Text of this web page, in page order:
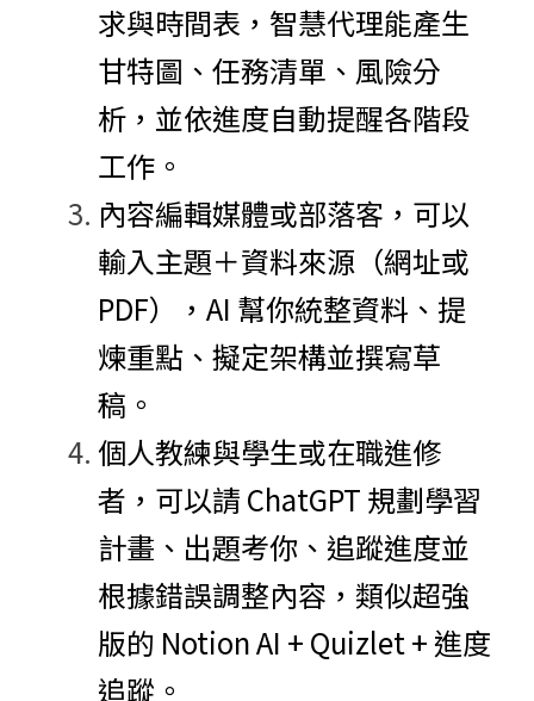
求與時間表，智慧代理能產生
甘特圖、任務清單、風險分
析，並依進度自動提醒各階段
工作。
內容編輯媒體或部落客，可以
輸入主題＋資料來源（網址或
PDF），AI 幫你統整資料、提
煉重點、擬定架構並撰寫草
稿。
個人教練與學生或在職進修
者，可以請 ChatGPT 規劃學習
計畫、出題考你、追蹤進度並
根據錯誤調整內容，類似超強
版的 Notion AI + Quizlet + 進度
追蹤。